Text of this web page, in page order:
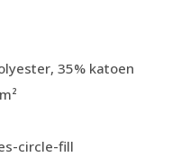
35% katoen
circle-fill